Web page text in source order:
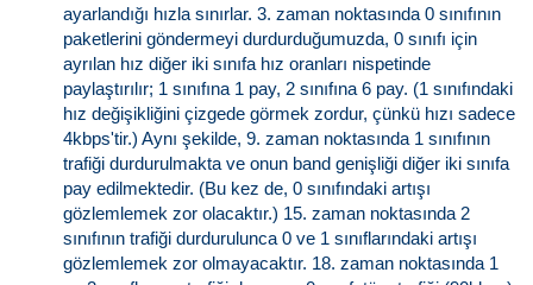
ayarlandığı hızla sınırlar. 3. zaman noktasında 0 sınıfının
paketlerini göndermeyi durdurduğumuzda, 0 sınıfı için
ayrılan hız diğer iki sınıfa hız oranları nispetinde
paylaştırılır; 1 sınıfına 1 pay, 2 sınıfına 6 pay. (1 sınıfındaki
hız değişikliğini çizgede görmek zordur, çünkü hızı sadece
4kbps'tir.) Aynı şekilde, 9. zaman noktasında 1 sınıfının
trafiği durdurulmakta ve onun band genişliği diğer iki sınıfa
pay edilmektedir. (Bu kez de, 0 sınıfındaki artışı
gözlemlemek zor olacaktır.) 15. zaman noktasında 2
sınıfının trafiği durdurulunca 0 ve 1 sınıflarındaki artışı
gözlemlemek zor olmayacaktır. 18. zaman noktasında 1